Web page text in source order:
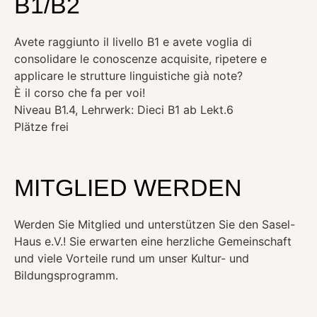
Avete raggiunto il livello B1 e avete voglia di
consolidare le conoscenze acquisite, ripetere e
applicare le strutture linguistiche già note?
È il corso che fa per voi!
Niveau B1.4, Lehrwerk: Dieci B1 ab Lekt.6
Plätze frei
MITGLIED WERDEN
Werden Sie Mitglied und unterstützen Sie den Sasel-
Haus e.V.! Sie erwarten eine herzliche Gemeinschaft
und viele Vorteile rund um unser Kultur- und
Bildungsprogramm.